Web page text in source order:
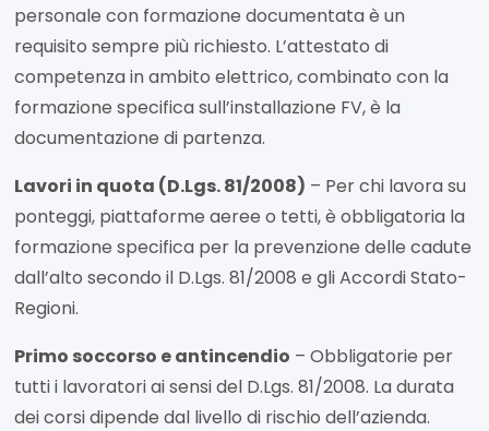
personale con formazione documentata è un
requisito sempre più richiesto. L’attestato di
competenza in ambito elettrico, combinato con la
formazione specifica sull’installazione FV, è la
documentazione di partenza.
Lavori in quota (D.Lgs. 81/2008) – Per chi lavora su
ponteggi, piattaforme aeree o tetti, è obbligatoria la
formazione specifica per la prevenzione delle cadute
dall’alto secondo il D.Lgs. 81/2008 e gli Accordi Stato-
Regioni.
Primo soccorso e antincendio – Obbligatorie per
tutti i lavoratori ai sensi del D.Lgs. 81/2008. La durata
dei corsi dipende dal livello di rischio dell’azienda.